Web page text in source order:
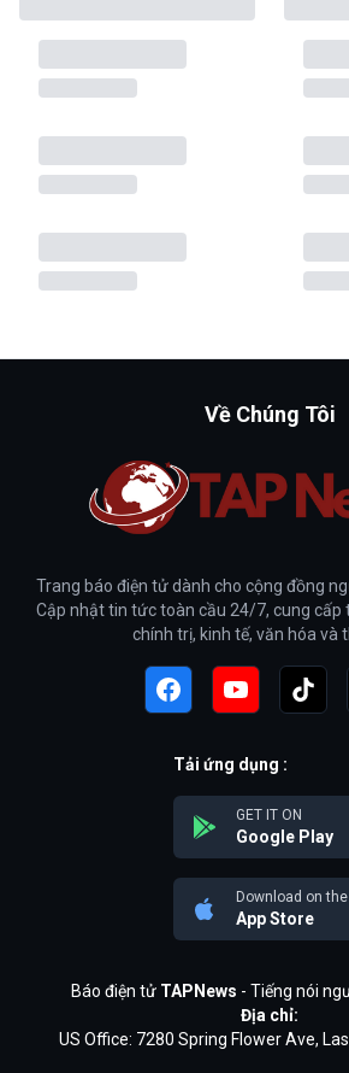
Về Chúng Tôi
Trang báo điện tử dành cho cộng đồng
Cập nhật tin tức toàn cầu 24/7, cung cấp
chính trị, kinh tế, văn hóa và
Tải ứng dụng :
GET IT ON
Google Play
Download on the
App Store
Báo điện tử TAPNews - Tiếng nói
Địa chỉ:
US Office: 7280 Spring Flower Ave,